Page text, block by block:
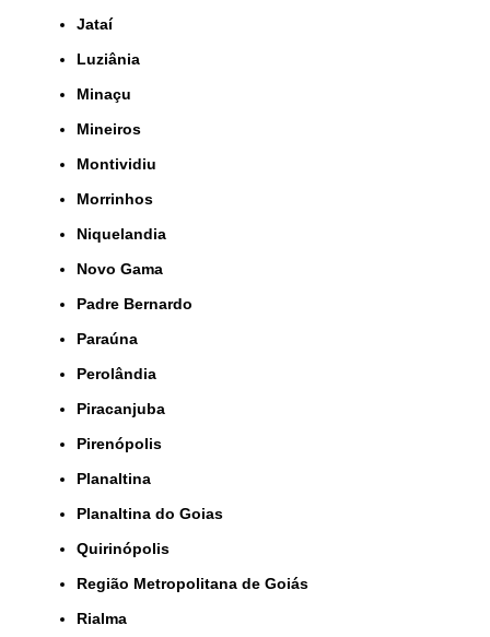
Jataí
Luziânia
Minaçu
Mineiros
Montividiu
Morrinhos
Niquelandia
Novo Gama
Padre Bernardo
Paraúna
Perolândia
Piracanjuba
Pirenópolis
Planaltina
Planaltina do Goias
Quirinópolis
Região Metropolitana de Goiás
Rialma